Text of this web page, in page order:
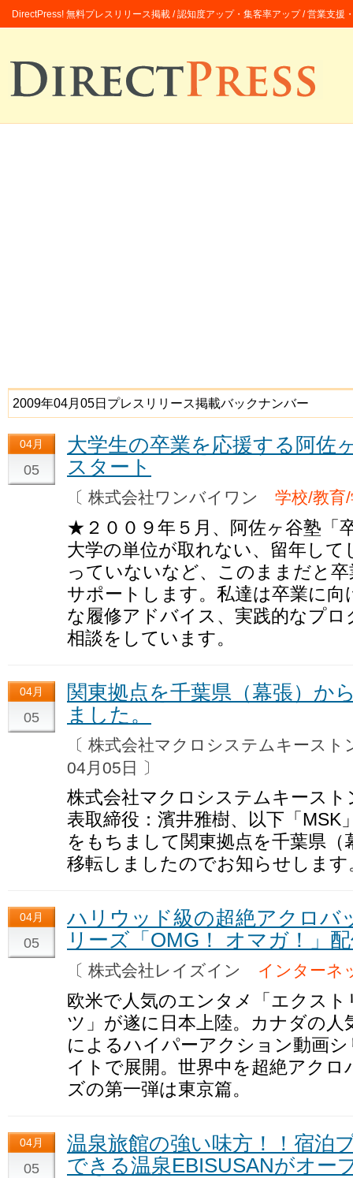
DirectPress! 無料プレスリリース掲載 / 認知度アップ・集客率アップ / 営業支援
2009年04月05日プレスリリース掲載バックナンバー
04月
05
大学生の卒業を応援する阿佐
スタート
〔 株式会社ワンバイワン 学校/教育
★２００９年５月、阿佐ヶ谷塾「
大学の単位が取れない、留年し
っていないなど、このままだと
サポートします。私達は卒業に
な履修アドバイス、実践的なプ
相談をしています。
04月
05
関東拠点を千葉県（幕張）か
ました。
〔 株式会社マクロシステムキース
04月05日 〕
株式会社マクロシステムキースト
表取締役：濱井雅樹、以下「MSK
をもちまして関東拠点を千葉県
移転しましたのでお知らせします
04月
05
ハリウッド級の超絶アクロバ
リーズ「OMG！ オマガ！」
〔 株式会社レイズイン インターネ
欧米で人気のエンタメ「エクス
ツ」が遂に日本上陸。カナダの人
によるハイパーアクション動画
イトで展開。世界中を超絶アク
ズの第一弾は東京篇。
04月
05
温泉旅館の強い味方！！宿泊
できる温泉EBISUSANがオー